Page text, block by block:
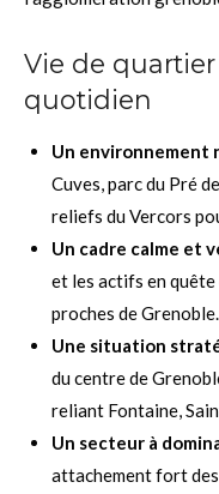
Vie de
quotidien
Un environnement
Cuves, parc du Pré
reliefs du Vercors
Un cadre calme et
et les actifs en
proches de Grenoble.
Une situation
du centre de
reliant Fontaine,
Un secteur à
attachement fort